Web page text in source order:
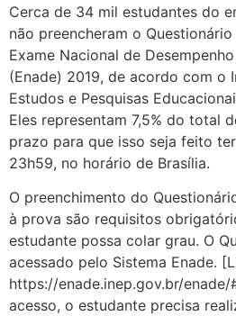
Cerca de 34 mil estudantes do
não preencheram o
Exame Nacional de
(Enade) 2019, de acordo com o
Estudos e Pesquisas
Eles representam 7,5% do total
prazo para que isso seja feito
23h59, no horário de Brasília.
O preenchimento do
à prova são requisitos
estudante possa colar grau. O
acessado pelo Sistema Enade.
https://enade.inep.gov.br/
acesso, o estudante precisa